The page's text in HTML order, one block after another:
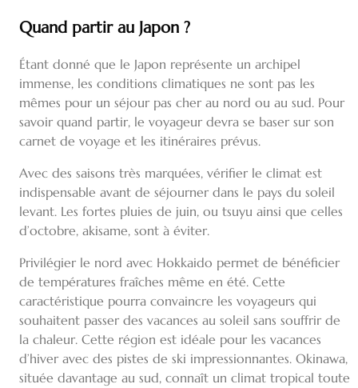
Quand partir au Japon ?
Étant donné que le Japon représente un archipel
immense, les conditions climatiques ne sont pas les
mêmes pour un séjour pas cher au nord ou au sud. Pour
savoir quand partir, le voyageur devra se baser sur son
carnet de voyage et les itinéraires prévus.
Avec des saisons très marquées, vérifier le climat est
indispensable avant de séjourner dans le pays du soleil
levant. Les fortes pluies de juin, ou tsuyu ainsi que celles
d’octobre, akisame, sont à éviter.
Privilégier le nord avec Hokkaido permet de bénéficier
de températures fraîches même en été. Cette
caractéristique pourra convaincre les voyageurs qui
souhaitent passer des vacances au soleil sans souffrir de
la chaleur. Cette région est idéale pour les vacances
d’hiver avec des pistes de ski impressionnantes. Okinawa,
située davantage au sud, connaît un climat tropical toute